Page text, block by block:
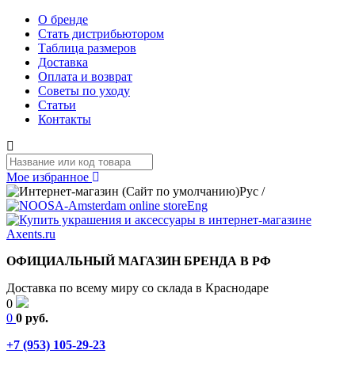
О бренде
Стать дистрибьютором
Таблица размеров
Доставка
Оплата и возврат
Советы по уходу
Статьи
Контакты
Мое избранное
Рус /
Eng
ОФИЦИАЛЬНЫЙ МАГАЗИН БРЕНДА В РФ
Доставка по всему миру со склада в Краснодаре
0
0 0 руб.
+7 (953) 105-29-23